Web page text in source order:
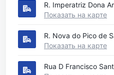
R. Imperatriz Dona
Показать на карте
R. Nova do Pico de
Показать на карте
Rua D Francisco